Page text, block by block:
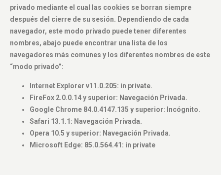
privado mediante el cual las cookies se borran siempre
después del cierre de su sesión. Dependiendo de cada
navegador, este modo privado puede tener diferentes
nombres, abajo puede encontrar una lista de los
navegadores más comunes y los diferentes nombres de este
“modo privado”:
Internet Explorer v11.0.205: in private.
FireFox 2.0.0.14 y superior: Navegación Privada.
Google Chrome 84.0.4147.135 y superior: Incógnito.
Safari 13.1.1: Navegación Privada.
Opera 10.5 y superior: Navegación Privada.
Microsoft Edge: 85.0.564.41: in private